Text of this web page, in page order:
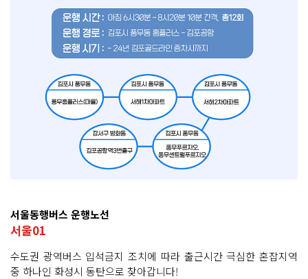
서울동행버스 운행노선
서울01
수도권 광역버스 입석금지 조치에 따라 출근시간 극심한 혼잡지역
중 하나인 화성시 동탄으로 찾아갑니다!